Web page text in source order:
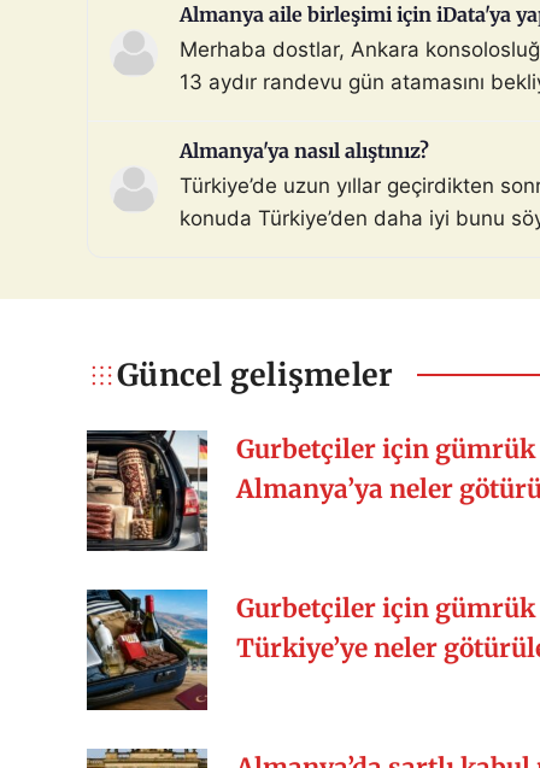
Almanya aile birleşimi için iData'ya
Merhaba dostlar, Ankara
13 aydır randevu gün atamasını
Almanya'ya nasıl alıştınız?
Türkiye’de uzun yıllar geçirdikten
konuda Türkiye’den daha iyi bunu
Güncel gelişmeler
Gurbetçiler için
Almanya’ya neler
Gurbetçiler için
Türkiye’ye neler